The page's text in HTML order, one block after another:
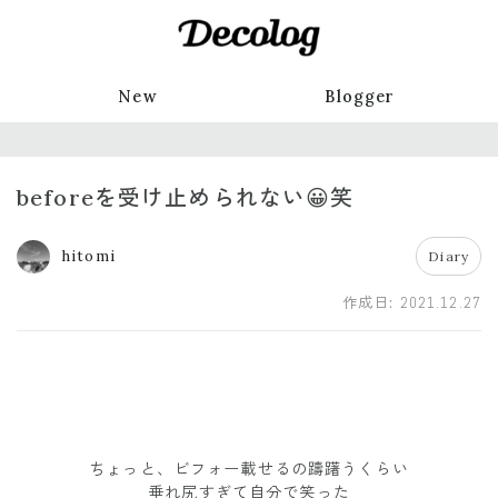
New Blogger
beforeを受け止められない😀笑
hitomi Diary
作成日: 2021.12.27
ちょっと、ビフォー載せるの躊躇うくらい
垂れ尻すぎて自分で笑った